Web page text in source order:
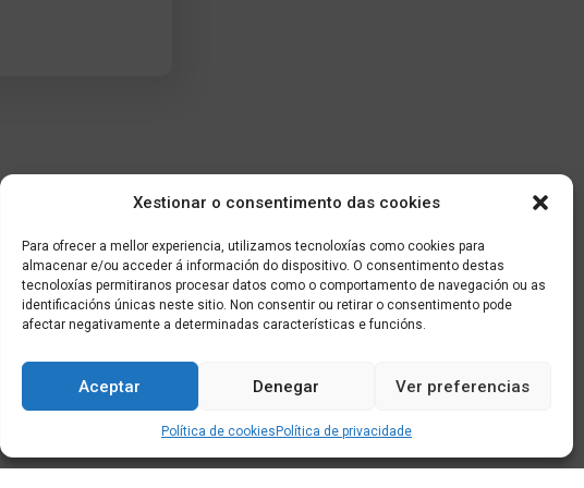
Xestionar o consentimento das cookies
Para ofrecer a mellor experiencia, utilizamos tecnoloxías como cookies para
almacenar e/ou acceder á información do dispositivo. O consentimento destas
tecnoloxías permitiranos procesar datos como o comportamento de navegación ou as
identificacións únicas neste sitio. Non consentir ou retirar o consentimento pode
afectar negativamente a determinadas características e funcións.
Aceptar Denegar Ver preferencias
Política de cookies Política de privacidade